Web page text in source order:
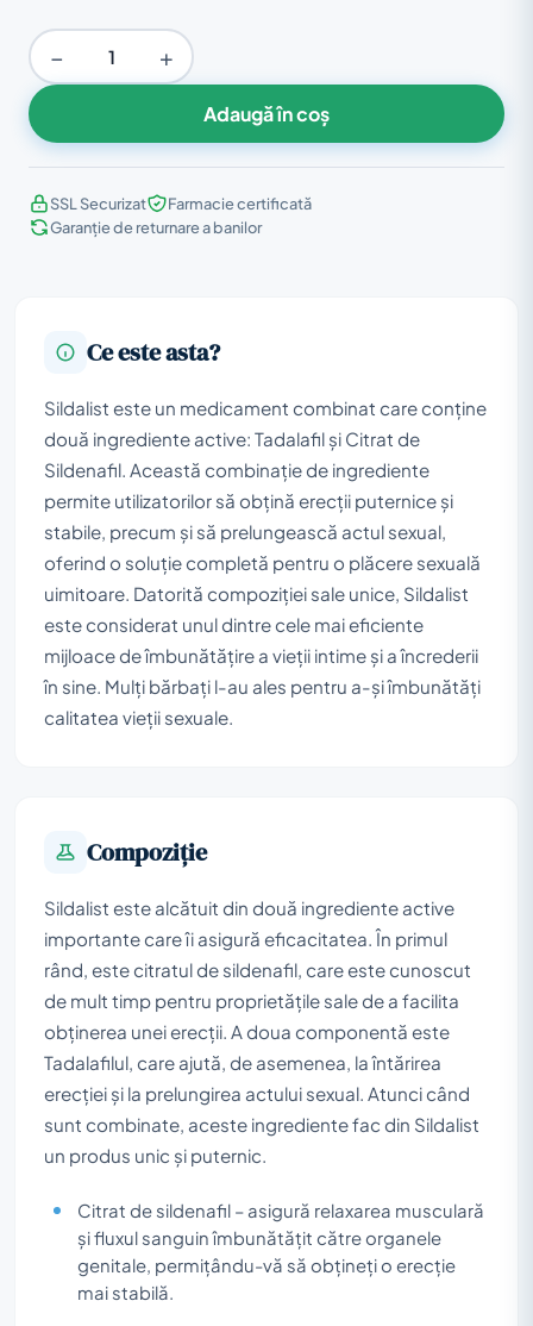
− +
Adaugă în coș
SSL Securizat
Farmacie certificată
Garanție de returnare a banilor
Ce este asta?
Sildalist este un medicament combinat care conține
două ingrediente active: Tadalafil și Citrat de
Sildenafil. Această combinație de ingrediente
permite utilizatorilor să obțină erecții puternice și
stabile, precum și să prelungească actul sexual,
oferind o soluție completă pentru o plăcere sexuală
uimitoare. Datorită compoziției sale unice, Sildalist
este considerat unul dintre cele mai eficiente
mijloace de îmbunătățire a vieții intime și a încrederii
în sine. Mulți bărbați l-au ales pentru a-și îmbunătăți
calitatea vieții sexuale.
Compoziţie
Sildalist este alcătuit din două ingrediente active
importante care îi asigură eficacitatea. În primul
rând, este citratul de sildenafil, care este cunoscut
de mult timp pentru proprietățile sale de a facilita
obținerea unei erecții. A doua componentă este
Tadalafilul, care ajută, de asemenea, la întărirea
erecției și la prelungirea actului sexual. Atunci când
sunt combinate, aceste ingrediente fac din Sildalist
un produs unic și puternic.
Citrat de sildenafil – asigură relaxarea musculară
și fluxul sanguin îmbunătățit către organele
genitale, permițându-vă să obțineți o erecție
mai stabilă.